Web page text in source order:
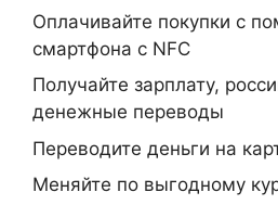
Оплачивайте покупки с
смартфона с NFC
Получайте зарплату,
денежные переводы
Переводите деньги на
Меняйте по выгодному